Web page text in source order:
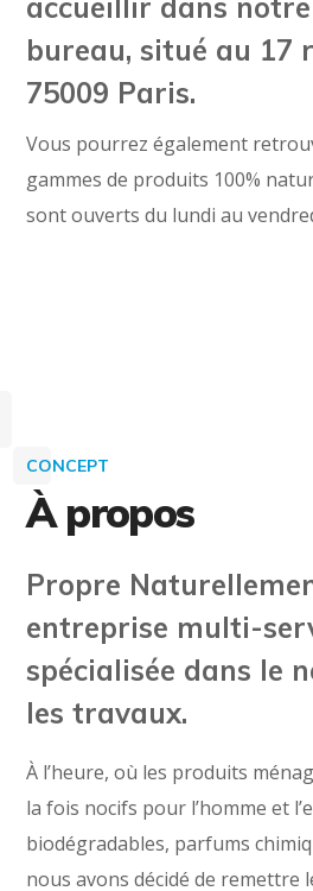
accueillir dans
bureau, situé au 17
75009 Paris.
Vous pourrez également
gammes de produits 100%
sont ouverts du lundi au
CONCEPT
À propos
Propre
entreprise multi-
spécialisée dans le
les travaux.
À l’heure, où les produits
la fois nocifs pour l’homme et
biodégradables, parfums
nous avons décidé de remettre